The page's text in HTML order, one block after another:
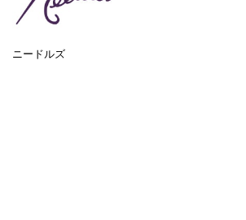
ニードルズ